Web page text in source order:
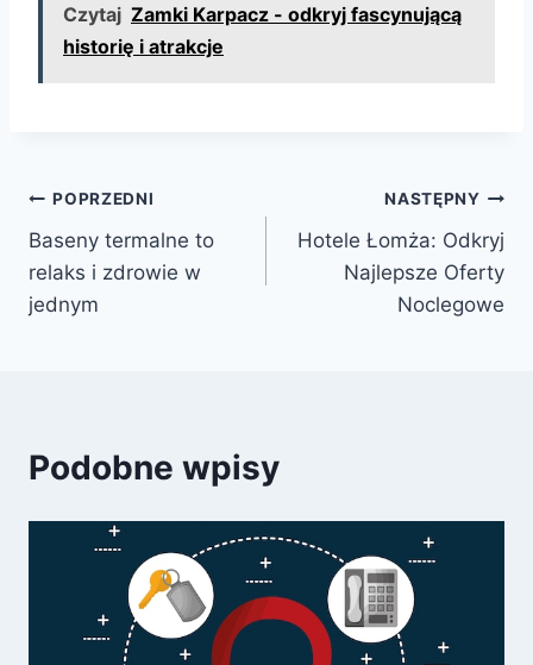
Czytaj Zamki Karpacz - odkryj fascynującą
historię i atrakcje
Nawigacja
wpisu
POPRZEDNI
Baseny termalne to
relaks i zdrowie w
jednym
NASTĘPNY
Hotele Łomża: Odkryj
Najlepsze Oferty
Noclegowe
Podobne wpisy